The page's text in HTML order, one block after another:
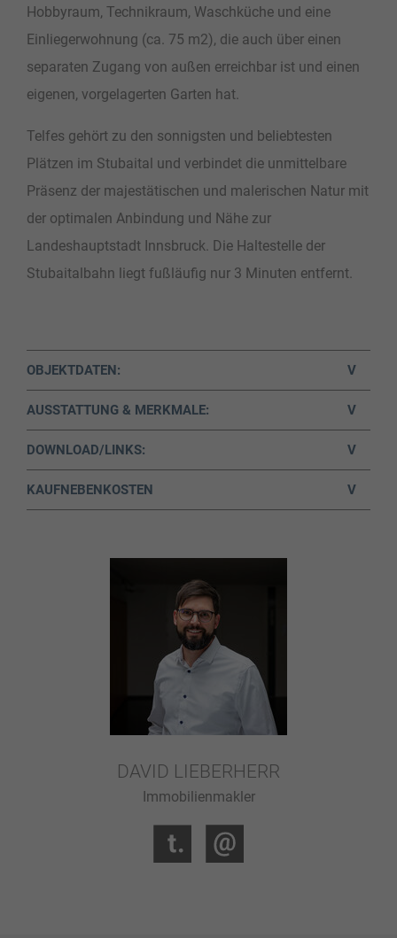
Hobbyraum, Technikraum, Waschküche und eine
Einliegerwohnung (ca. 75 m2), die auch über einen
separaten Zugang von außen erreichbar ist und einen
eigenen, vorgelagerten Garten hat.
Telfes gehört zu den sonnigsten und beliebtesten
Plätzen im Stubaital und verbindet die unmittelbare
Präsenz der majestätischen und malerischen Natur mit
der optimalen Anbindung und Nähe zur
Landeshauptstadt Innsbruck. Die Haltestelle der
Stubaitalbahn liegt fußläufig nur 3 Minuten entfernt.
OBJEKTDATEN: V
AUSSTATTUNG & MERKMALE: V
DOWNLOAD/LINKS: V
KAUFNEBENKOSTEN V
DAVID LIEBERHERR
Immobilienmakler